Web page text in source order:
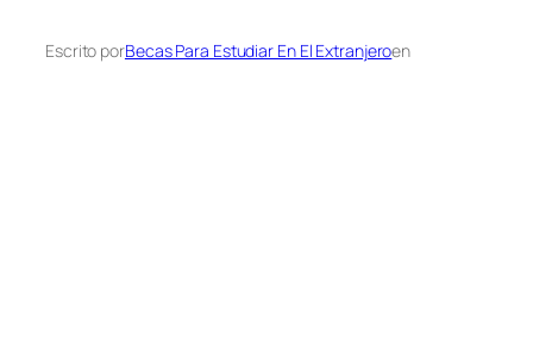
Escrito porBecas Para Estudiar En El Extranjeroen